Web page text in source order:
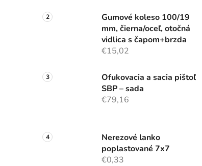
Gumové koleso 100/19
mm, čierna/oceľ, otočná
vidlica s čapom+brzda
€15,02
Ofukovacia a sacia pištoľ
SBP – sada
€79,16
Nerezové lanko
poplastované 7x7
€0,33